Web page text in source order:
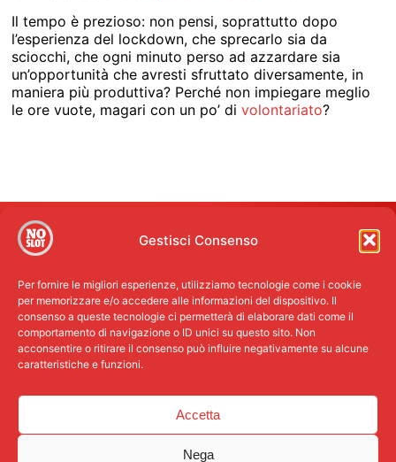
Gestisci Consenso
Per fornire le migliori esperienze, utilizziamo tecnologie come i cookie
per memorizzare e/o accedere alle informazioni del dispositivo. Il
consenso a queste tecnologie ci permetterà di elaborare dati come il
comportamento di navigazione o ID unici su questo sito. Non
acconsentire o ritirare il consenso può influire negativamente su alcune
caratteristiche e funzioni.
Accetta
Nega
Il tempo è prezioso: non pensi, soprattutto dopo
l’esperienza del lockdown, che sprecarlo sia da
sciocchi, che ogni minuto perso ad azzardare sia
un’opportunità che avresti sfruttato diversamente, in
maniera più produttiva? Perché non impiegare meglio
le ore vuote, magari con un po’ divolontariato?
© MOVIMENTO NOSLOT - Un Progetto di Casa del Giovane
Via Lomonaco, 43 - 27100 Pavia (PV) - Italy 2026, P. Iva